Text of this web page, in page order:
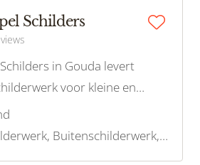
Schilders
in Gouda levert
voor kleine en
Voor kwaliteit en
neem contact op!
Binnenschilderwerk, Buitenschilderwerk, Decoratief schilderwerk, Houtrotreparatie